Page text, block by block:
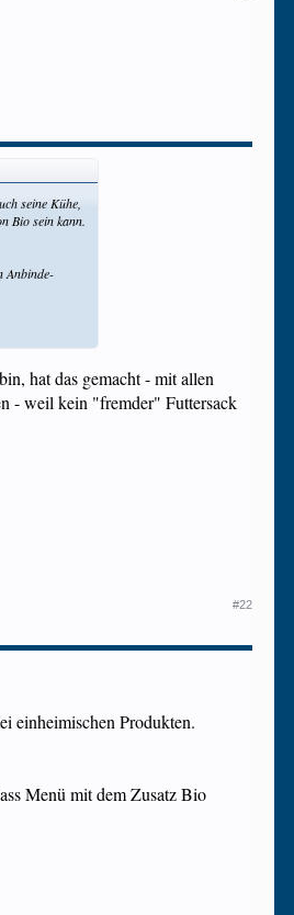
seine Kühe,
Bio sein kann.
Anbinde-
hat das gemacht - mit allen
- weil kein "fremder" Futtersack
#22
einheimischen Produkten.
Menü mit dem Zusatz Bio